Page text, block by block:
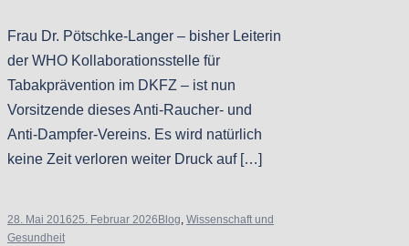
Frau Dr. Pötschke-Langer – bisher Leiterin
der WHO Kollaborationsstelle für
Tabakprävention im DKFZ – ist nun
Vorsitzende dieses Anti-Raucher- und
Anti-Dampfer-Vereins. Es wird natürlich
keine Zeit verloren weiter Druck auf […]
28. Mai 201625. Februar 2026 Blog, Wissenschaft und
Gesundheit